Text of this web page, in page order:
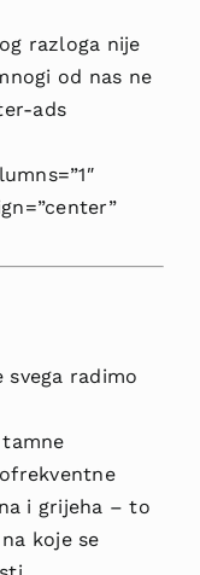
razloga nije
od nas ne
ads
svega radimo
i grijeha – to
koje se